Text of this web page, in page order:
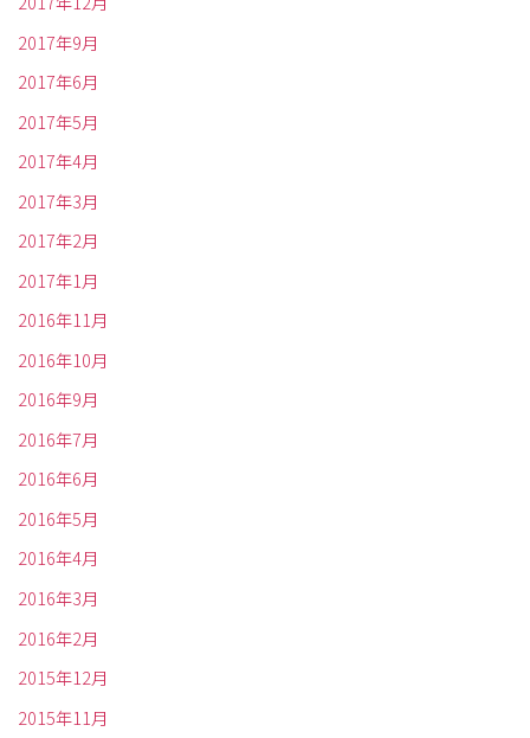
2017年9月
2017年6月
2017年5月
2017年4月
2017年3月
2017年2月
2017年1月
2016年11月
2016年10月
2016年9月
2016年7月
2016年6月
2016年5月
2016年4月
2016年3月
2016年2月
2015年12月
2015年11月